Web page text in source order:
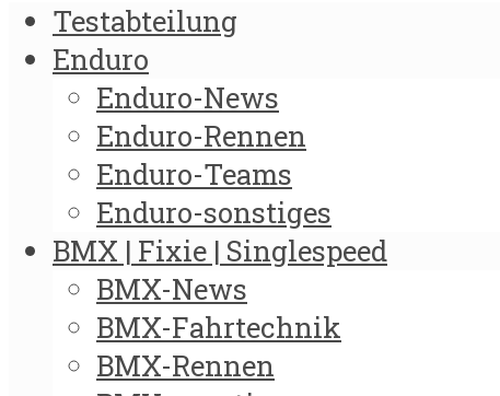
Testabteilung
Enduro
Enduro-News
Enduro-Rennen
Enduro-Teams
Enduro-sonstiges
BMX | Fixie | Singlespeed
BMX-News
BMX-Fahrtechnik
BMX-Rennen